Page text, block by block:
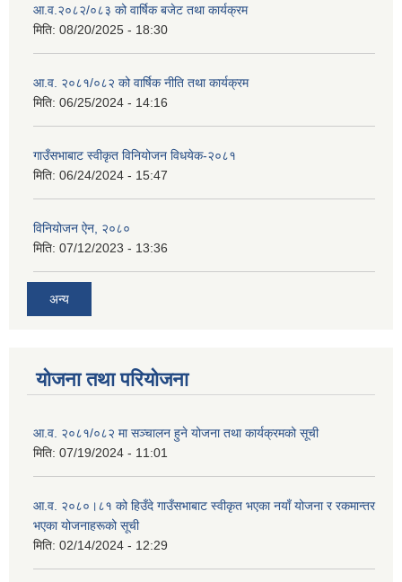
आ.व.२०८२/०८३ को वार्षिक बजेट तथा कार्यक्रम
मिति: 08/20/2025 - 18:30
आ.व. २०८१/०८२ को वार्षिक नीति तथा कार्यक्रम
मिति: 06/25/2024 - 14:16
गाउँसभाबाट स्वीकृत विनियोजन विधयेक-२०८१
मिति: 06/24/2024 - 15:47
विनियोजन ऐन, २०८०
मिति: 07/12/2023 - 13:36
अन्य
योजना तथा परियोजना
आ.व. २०८१/०८२ मा सञ्चालन हुने योजना तथा कार्यक्रमको सूची
मिति: 07/19/2024 - 11:01
आ.व. २०८०।८१ को हिउँदे गाउँसभाबाट स्वीकृत भएका नयाँ योजना र रकमान्तर
भएका योजनाहरूको सूची
मिति: 02/14/2024 - 12:29